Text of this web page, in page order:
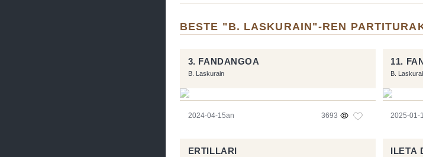
BESTE "B. LASKURAIN"-REN
3. FANDANGOA
B. Laskurain
2024-04-15an 3693
11.
B.
2025-01-
ERTILLARI ILETA